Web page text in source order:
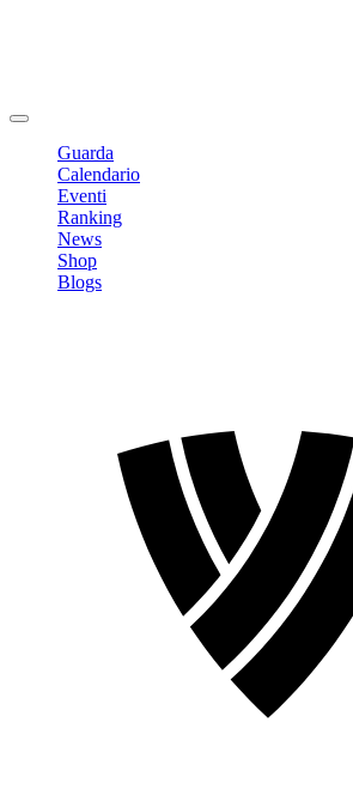
Guarda
Calendario
Eventi
Ranking
News
Shop
Blogs